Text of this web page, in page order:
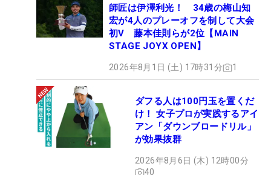
師匠は伊澤利光！ 34歳の梅山知
宏が4人のプレーオフを制して大会
初V 藤本佳則らが2位【MAIN
STAGE JOYX OPEN】
2026年8月1日 (土) 17時31分 1
ダフる人は100円玉を置くだ
け！ 女子プロが実践するアイ
アン「ダウンブロードリル」
が効果抜群
2026年8月6日 (木) 12時00分
40